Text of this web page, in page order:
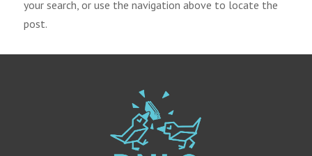
your search, or use the navigation above to locate the
post.